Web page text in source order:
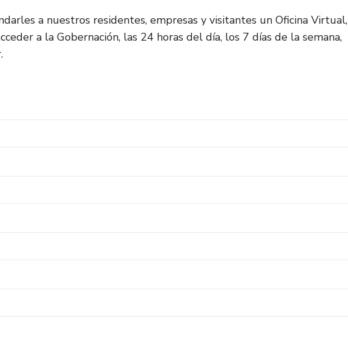
a nuestros residentes, empresas y visitantes un Oficina Virtual,
a la Gobernación, las 24 horas del día, los 7 días de la semana,